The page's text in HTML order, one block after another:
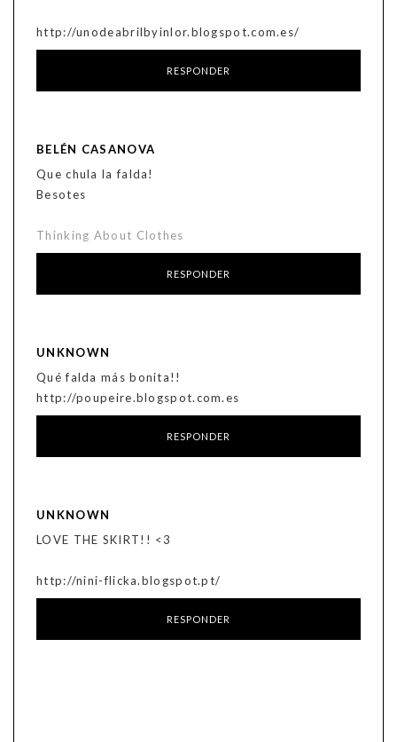
http://unodeabrilbyinlor.blogspot.com.es/
RESPONDER
BELÉN CASANOVA
Que chula la falda!
Besotes
Thinking About Clothes
RESPONDER
UNKNOWN
Qué falda más bonita!!
http://poupeire.blogspot.com.es
RESPONDER
UNKNOWN
LOVE THE SKIRT!! <3
http://nini-flicka.blogspot.pt/
RESPONDER